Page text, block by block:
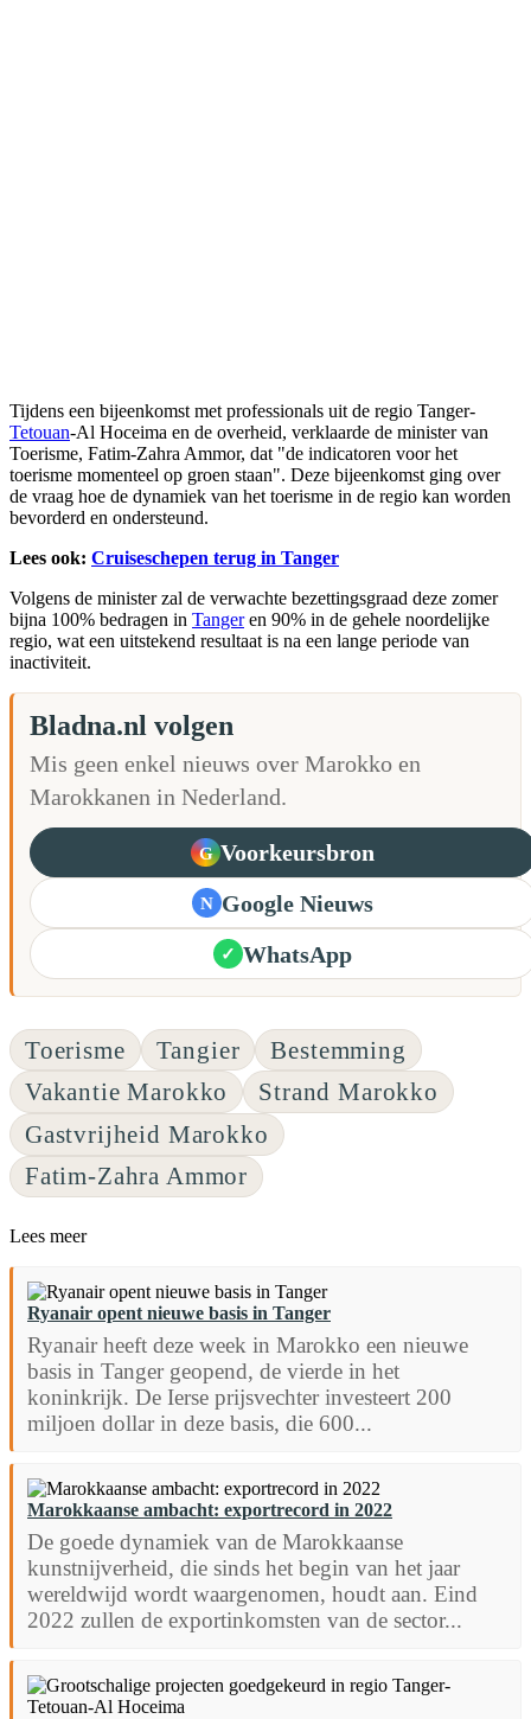
Tijdens een bijeenkomst met professionals uit de regio Tanger-
Tetouan-Al Hoceima en de overheid, verklaarde de minister van
Toerisme, Fatim-Zahra Ammor, dat "de indicatoren voor het
toerisme momenteel op groen staan". Deze bijeenkomst ging over
de vraag hoe de dynamiek van het toerisme in de regio kan worden
bevorderd en ondersteund.
Lees ook: Cruiseschepen terug in Tanger
Volgens de minister zal de verwachte bezettingsgraad deze zomer
bijna 100% bedragen in Tangeren 90% in de gehele noordelijke
regio, wat een uitstekend resultaat is na een lange periode van
inactiviteit.
Bladna.nl volgen
Mis geen enkel nieuws over Marokko en
Marokkanen in Nederland.
G Voorkeursbron
N Google Nieuws
✓ WhatsApp
Toerisme Tangier
Bestemming
Vakantie Marokko
Strand Marokko
Gastvrijheid Marokko
Fatim-Zahra Ammor
Lees meer
Ryanair opent nieuwe basis in Tanger
Ryanair heeft deze week in Marokko een nieuwe
basis in Tanger geopend, de vierde in het
koninkrijk. De Ierse prijsvechter investeert 200
miljoen dollar in deze basis, die 600...
Marokkaanse ambacht: exportrecord in 2022
De goede dynamiek van de Marokkaanse
kunstnijverheid, die sinds het begin van het jaar
wereldwijd wordt waargenomen, houdt aan. Eind
2022 zullen de exportinkomsten van de sector...